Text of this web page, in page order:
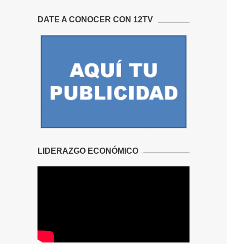
DATE A CONOCER CON 12TV
LIDERAZGO ECONÓMICO